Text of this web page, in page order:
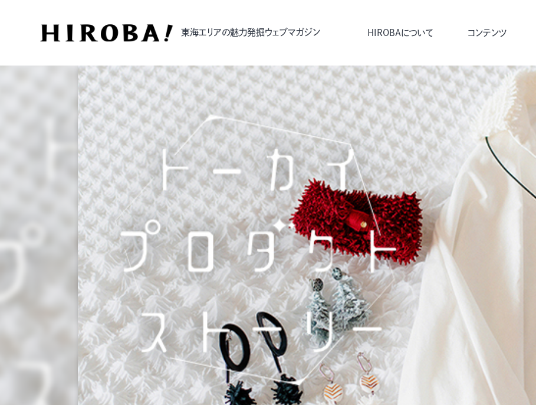
東海エリアの魅力発掘ウェブマガジン HIROBAについて コンテンツ